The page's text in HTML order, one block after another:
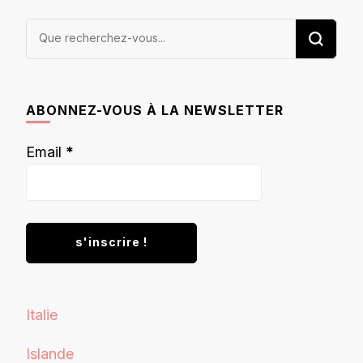
Vous
ABONNEZ-VOUS À LA NEWSLETTER
Email *
Italie
Islande